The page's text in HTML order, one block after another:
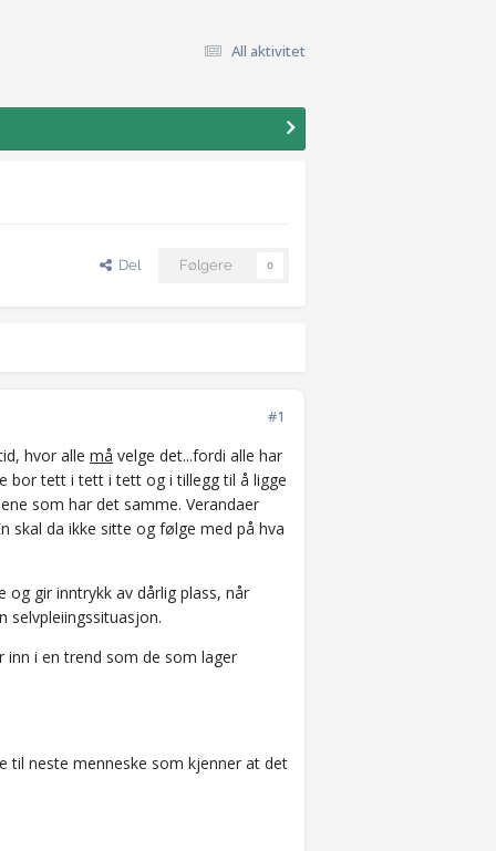
All aktivitet
Del Følgere 0
#1
hvor alle må velge det...fordi alle har
bor tett i tett i tett og i tillegg til å ligge
som har det samme. Verandaer
skal da ikke sitte og følge med på hva
gir inntrykk av dårlig plass, når
selvpleiingssituasjon.
inn i en trend som de som lager
til neste menneske som kjenner at det